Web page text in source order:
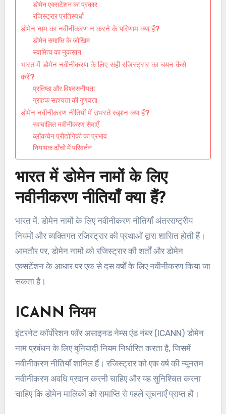
डोमेन एक्सटेंशन का प्रकार
रजिस्ट्रार प्रतिस्पर्धा
डोमेन नाम का नवीनीकरण न करने के परिणाम क्या हैं?
डोमेन समाप्ति के जोखिम
स्वामित्व का नुकसान
भारत में डोमेन नवीनीकरण के लिए सही रजिस्ट्रार का चयन कैसे
करें?
प्रतिष्ठा और विश्वसनीयता
ग्राहक सहायता की गुणवत्ता
डोमेन नवीनीकरण नीतियों में उभरते रुझान क्या हैं?
स्वचालित नवीनीकरण सेवाएँ
ब्लॉकचेन प्रौद्योगिकी का प्रभाव
नियामक ढाँचों में परिवर्तन
भारत में डोमेन नामों के लिए
नवीनीकरण नीतियाँ क्या हैं?
भारत में, डोमेन नामों के लिए नवीनीकरण नीतियाँ अंतरराष्ट्रीय
नियमों और व्यक्तिगत रजिस्ट्रार की प्रथाओं द्वारा शासित होती हैं।
आमतौर पर, डोमेन नामों को रजिस्ट्रार की शर्तों और डोमेन
एक्सटेंशन के आधार पर एक से दस वर्षों के लिए नवीनीकरण किया जा
सकता है।
ICANN नियम
इंटरनेट कॉर्पोरेशन फॉर असाइनड नेम्स एंड नंबर (ICANN) डोमेन
नाम प्रबंधन के लिए बुनियादी नियम निर्धारित करता है, जिसमें
नवीनीकरण नीतियाँ शामिल हैं। रजिस्ट्रार को एक वर्ष की न्यूनतम
नवीनीकरण अवधि प्रदान करनी चाहिए और यह सुनिश्चित करना
चाहिए कि डोमेन मालिकों को समाप्ति से पहले सूचनाएँ प्राप्त हों।